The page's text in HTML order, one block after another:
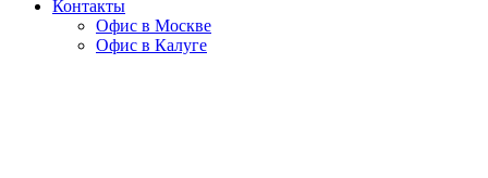
Контакты
Офис в Москве
Офис в Калуге